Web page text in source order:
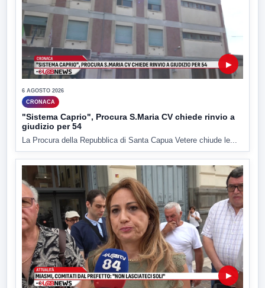
▶
6 AGOSTO 2026
CRONACA
"Sistema Caprio", Procura S.Maria CV chiede rinvio a
giudizio per 54
La Procura della Repubblica di Santa Capua Vetere chiude le...
▶